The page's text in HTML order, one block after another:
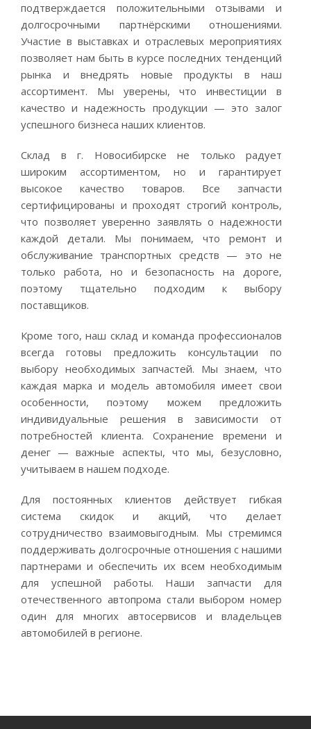
подтверждается положительными отзывами и
долгосрочными партнёрскими отношениями.
Участие в выставках и отраслевых мероприятиях
позволяет нам быть в курсе последних тенденций
рынка и внедрять новые продукты в наш
ассортимент. Мы уверены, что инвестиции в
качество и надежность продукции — это залог
успешного бизнеса наших клиентов.
Склад в г. Новосибирске не только радует
широким ассортиментом, но и гарантирует
высокое качество товаров. Все запчасти
сертифицированы и проходят строгий контроль,
что позволяет уверенно заявлять о надежности
каждой детали. Мы понимаем, что ремонт и
обслуживание транспортных средств — это не
только работа, но и безопасность на дороге,
поэтому тщательно подходим к выбору
поставщиков.
Кроме того, наш склад и команда профессионалов
всегда готовы предложить консультации по
выбору необходимых запчастей. Мы знаем, что
каждая марка и модель автомобиля имеет свои
особенности, поэтому можем предложить
индивидуальные решения в зависимости от
потребностей клиента. Сохранение времени и
денег — важные аспекты, что мы, безусловно,
учитываем в нашем подходе.
Для постоянных клиентов действует гибкая
система скидок и акций, что делает
сотрудничество взаимовыгодным. Мы стремимся
поддерживать долгосрочные отношения с нашими
партнерами и обеспечить их всем необходимым
для успешной работы. Наши запчасти для
отечественного автопрома стали выбором номер
один для многих автосервисов и владельцев
автомобилей в регионе.